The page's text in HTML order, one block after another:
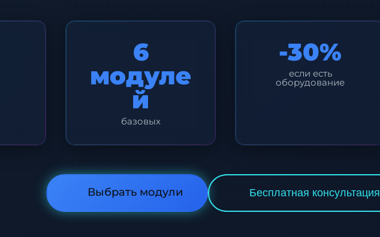
6
модуле
й
базовых
-30%
если есть
оборудование
Выбрать модули Бесплатная консультация